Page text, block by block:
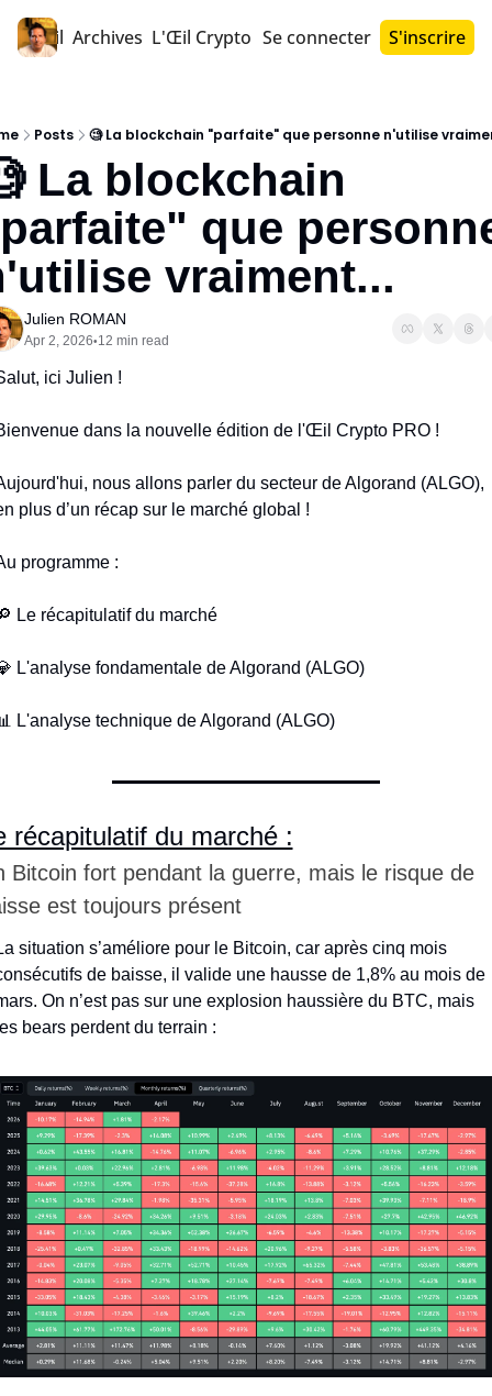
Accueil Archives L'Œil Crypto PRO™Se connecter S'inscrire
Posts 🧐 La blockchain "parfaite" que personne n'utilise
La blockchain
que
vraiment...
Julien ROMAN
Apr 2, 2026•12 min read
ici Julien !
dans la nouvelle édition de l'Œil Crypto PRO !
nous allons parler du secteur de Algorand (ALGO),
plus d’un récap sur le marché global !
programme :
Le récapitulatif du marché
L'analyse fondamentale de Algorand (ALGO)
L'analyse technique de Algorand (ALGO)
récapitulatif du marché :
Bitcoin fort pendant la guerre, mais le risque de
est toujours présent
situation s’améliore pour le Bitcoin, car après cinq mois
de baisse, il valide une hausse de 1,8% au mois de
On n’est pas sur une explosion haussière du BTC, mais
bears perdent du terrain :